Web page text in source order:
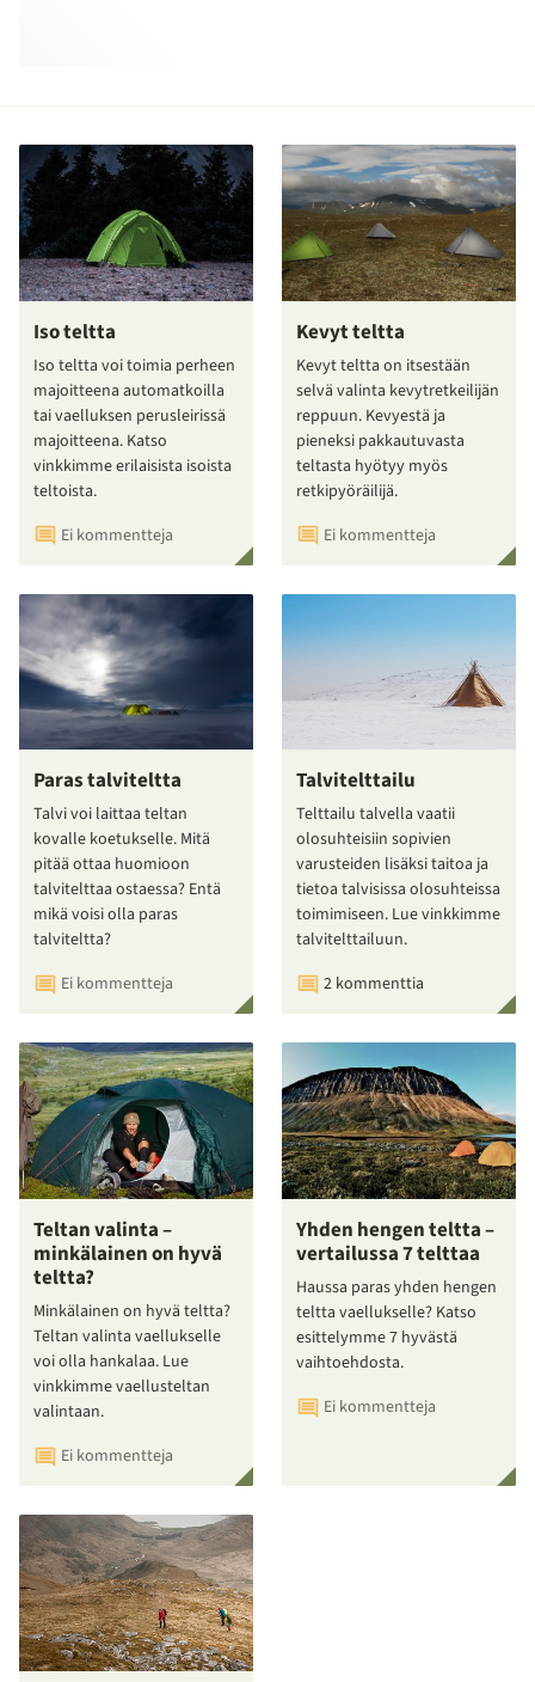
Iso teltta
Iso teltta voi toimia perheen
majoitteena automatkoilla
tai vaelluksen perusleirissä
majoitteena. Katso
vinkkimme erilaisista isoista
teltoista.
Ei kommentteja
Kevyt teltta
Kevyt teltta on itsestään
selvä valinta kevytretkeilijän
reppuun. Kevyestä ja
pieneksi pakkautuvasta
teltasta hyötyy myös
retkipyöräilijä.
Ei kommentteja
Paras talviteltta
Talvi voi laittaa teltan
kovalle koetukselle. Mitä
pitää ottaa huomioon
talvitelttaa ostaessa? Entä
mikä voisi olla paras
talviteltta?
Ei kommentteja
Talvitelttailu
Telttailu talvella vaatii
olosuhteisiin sopivien
varusteiden lisäksi taitoa ja
tietoa talvisissa olosuhteissa
toimimiseen. Lue vinkkimme
talvitelttailuun.
2 kommenttia
Teltan valinta –
minkälainen on hyvä
teltta?
Minkälainen on hyvä teltta?
Teltan valinta vaellukselle
voi olla hankalaa. Lue
vinkkimme vaellusteltan
valintaan.
Ei kommentteja
Yhden hengen teltta –
vertailussa 7 telttaa
Haussa paras yhden hengen
teltta vaellukselle? Katso
esittelymme 7 hyvästä
vaihtoehdosta.
Ei kommentteja